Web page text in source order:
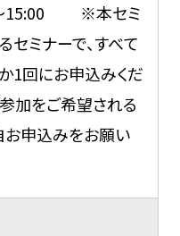
15:00 ※本セミ
ミナーで、すべて
1回にお申込みくだ
加をご希望される
お申込みをお願い